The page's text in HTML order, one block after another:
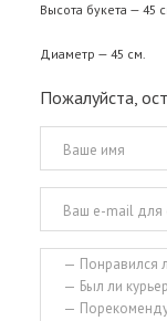
Высота букета — 45
Диаметр — 45 см.
Пожалуйста,